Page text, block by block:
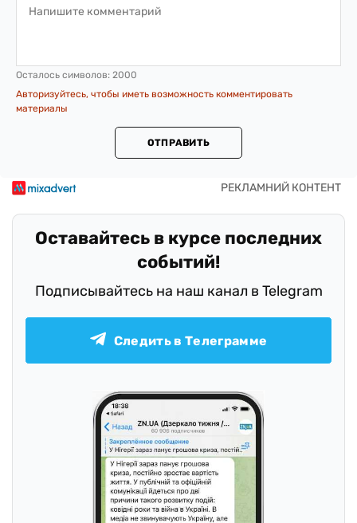
Осталось символов: 2000
Авторизуйтесь, чтобы иметь возможность комментировать
материалы
ОТПРАВИТЬ
Оставайтесь в курсе последних
событий!
Подписывайтесь на наш канал в Telegram
Следить в Телеграмме